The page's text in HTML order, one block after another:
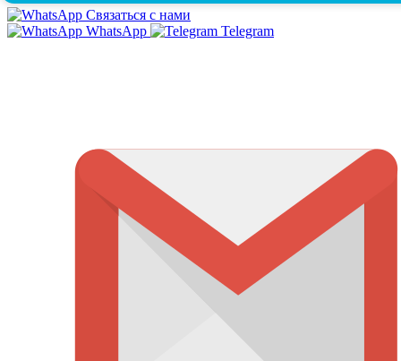
Связаться с нами
WhatsApp
Telegram